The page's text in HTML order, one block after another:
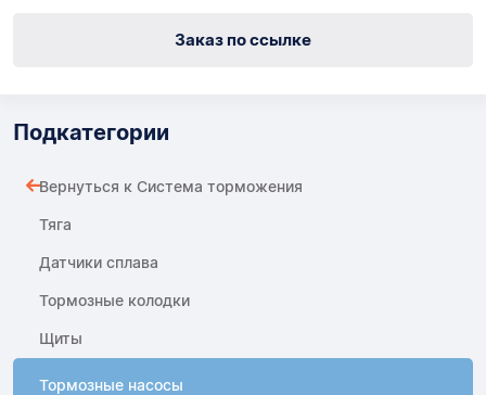
Заказ по ссылке
Подкатегории
Вернуться к Система торможения
Тяга
Датчики сплава
Тормозные колодки
Щиты
Тормозные насосы